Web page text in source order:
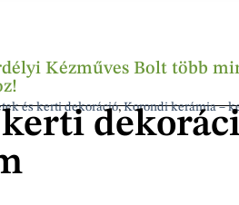
Kézműves Bolt több
és kerti dekoráció,Korondi kerámia –